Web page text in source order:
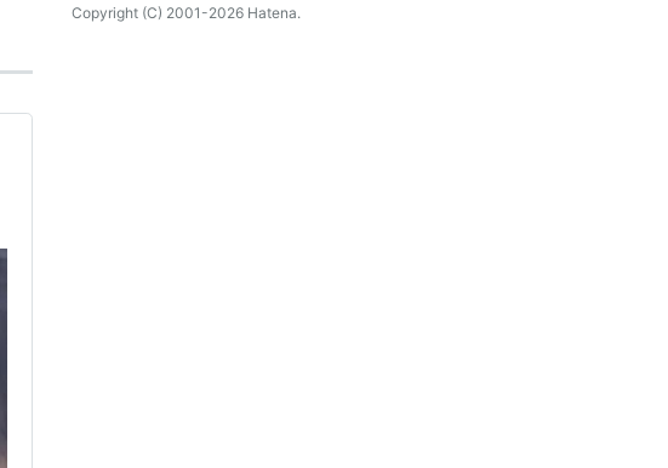
Copyright (C) 2001-2026 Hatena.